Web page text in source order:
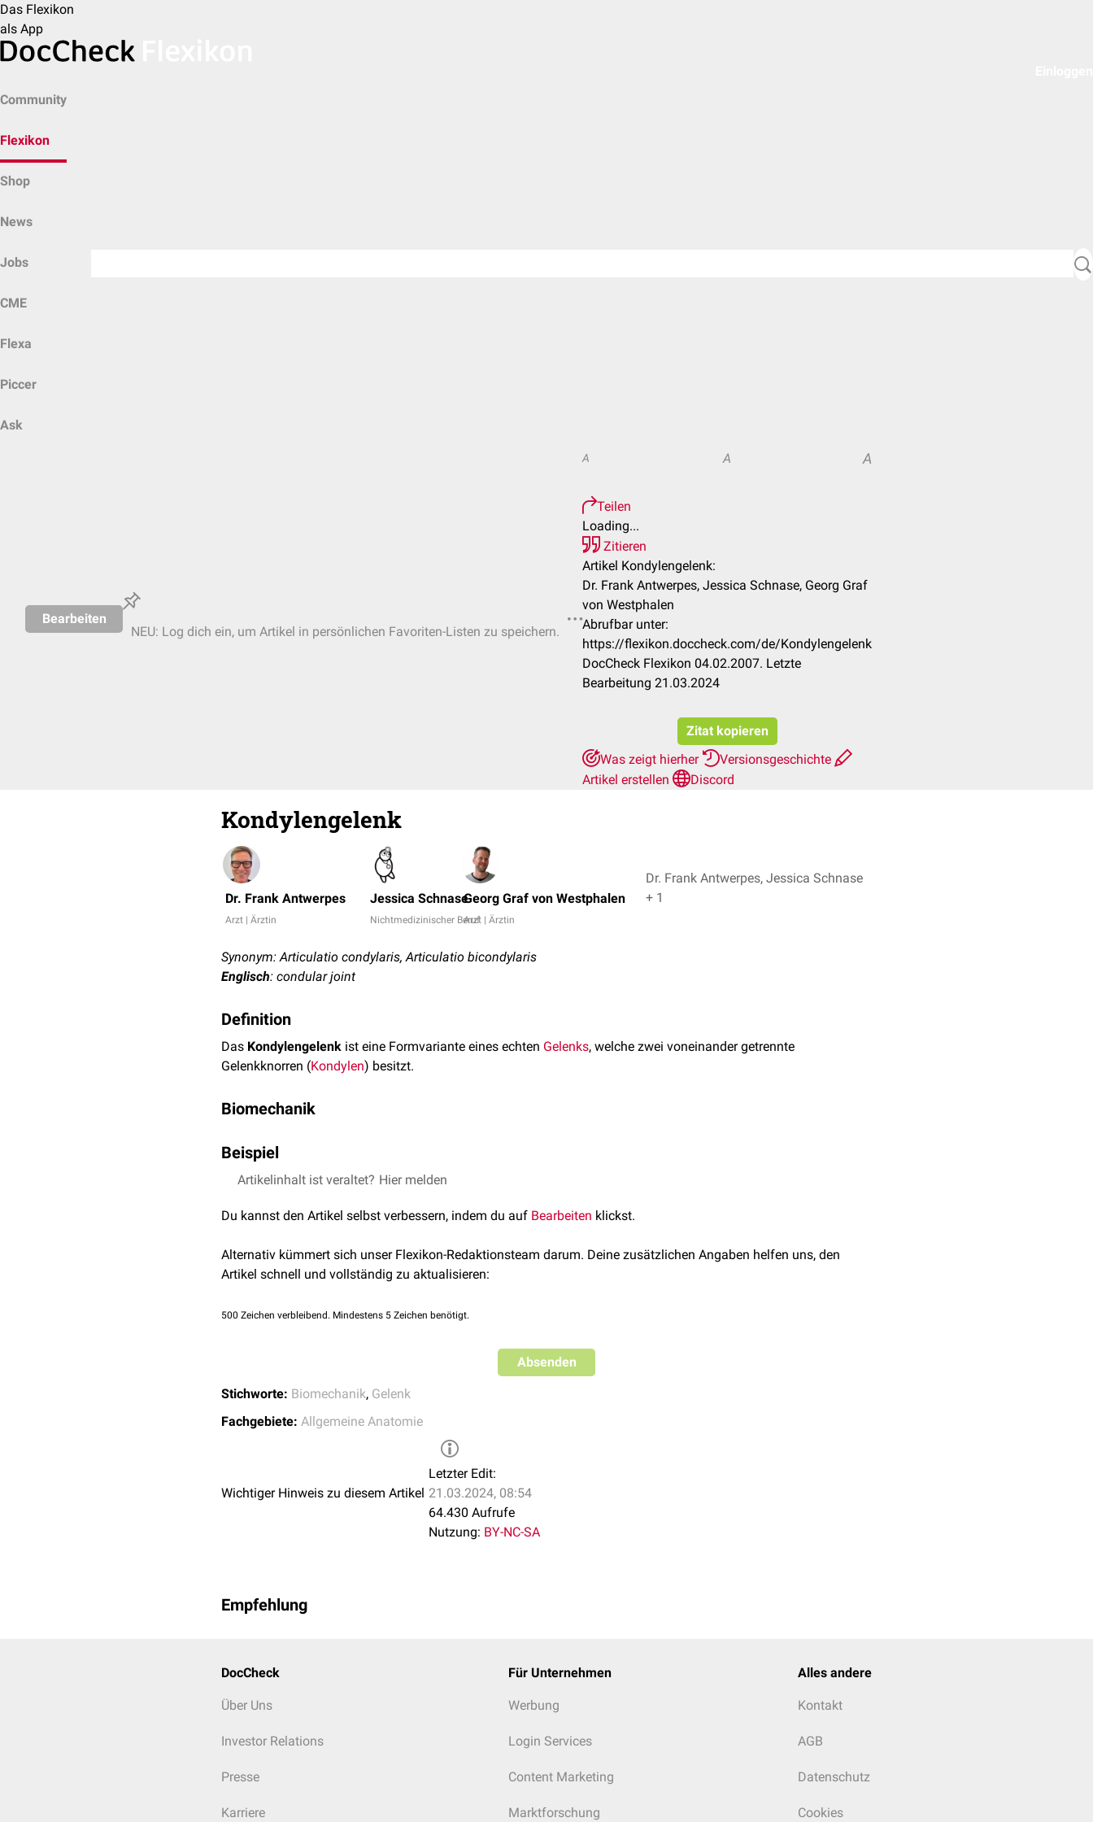
Das Flexikon
als App
Community
Flexikon
Shop
News
Jobs
CME
Flexa
Piccer
Ask
Bearbeiten
NEU: Log dich ein, um Artikel in persönlichen Favoriten-Listen zu speichern.
A A A
Teilen
Loading...
Zitieren
Artikel Kondylengelenk:
Dr. Frank Antwerpes, Jessica Schnase, Georg Graf
von Westphalen
Abrufbar unter:
https://flexikon.doccheck.com/de/Kondylengelenk
DocCheck Flexikon 04.02.2007. Letzte
Bearbeitung 21.03.2024
Zitat kopieren
Was zeigt hierher
Versionsgeschichte
Artikel erstellen
Discord
Kondylengelenk
Dr. Frank Antwerpes
Arzt | Ärztin
Jessica Schnase
Nichtmedizinischer Beruf
Georg Graf von Westphalen
Arzt | Ärztin
Dr. Frank Antwerpes, Jessica Schnase
+ 1
Synonym: Articulatio condylaris, Articulatio bicondylaris
Englisch: condular joint
Definition
Das Kondylengelenk ist eine Formvariante eines echten Gelenks, welche zwei voneinander getrennte
Gelenkknorren (Kondylen) besitzt.
Biomechanik
aber zusätzlich noch die (eingeschränkte)
Beispiel
Das wichtigste Kondylengelenk des menschlichen Körpers ist das
Artikelinhalt ist veraltet? Hier melden
Du kannst den Artikel selbst verbessern, indem du auf Bearbeiten klickst.
Alternativ kümmert sich unser Flexikon-Redaktionsteam darum. Deine zusätzlichen Angaben helfen uns, den
Artikel schnell und vollständig zu aktualisieren:
500 Zeichen verbleibend. Mindestens 5 Zeichen benötigt.
Absenden
Stichworte: Biomechanik, Gelenk
Fachgebiete: Allgemeine Anatomie
Wichtiger Hinweis zu diesem Artikel
Letzter Edit:
21.03.2024, 08:54
64.430 Aufrufe
Nutzung: BY-NC-SA
Empfehlung
DocCheck
Über Uns
Investor Relations
Presse
Karriere
Für Unternehmen
Werbung
Login Services
Content Marketing
Marktforschung
Alles andere
Kontakt
AGB
Datenschutz
Cookies